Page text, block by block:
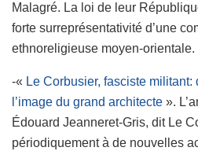
Malagré. La loi de leur
forte surreprésentativité d’une
ethnoreligieuse moyen-orientale.
-« Le Corbusier, fasciste
l’image du grand architecte ».
Édouard Jeanneret-Gris, dit Le
périodiquement à de nouvelles